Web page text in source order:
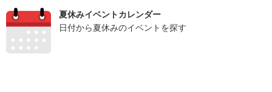
夏休みイベントカレンダー
日付から夏休みのイベントを探す